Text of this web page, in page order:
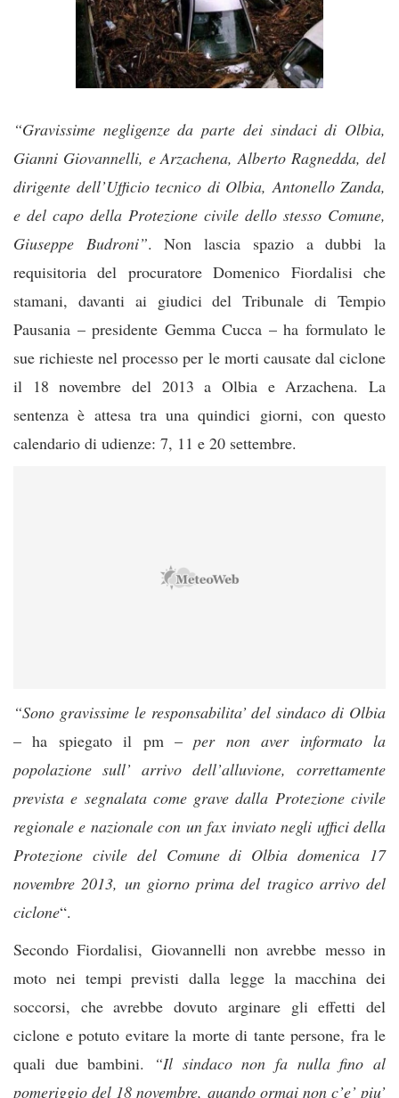
“Gravissime negligenze da parte dei sindaci di Olbia,
Gianni Giovannelli, e Arzachena, Alberto Ragnedda, del
dirigente dell’Ufficio tecnico di Olbia, Antonello Zanda,
e del capo della Protezione civile dello stesso Comune,
Giuseppe Budroni”. Non lascia spazio a dubbi la
requisitoria del procuratore Domenico Fiordalisi che
stamani, davanti ai giudici del Tribunale di Tempio
Pausania – presidente Gemma Cucca – ha formulato le
sue richieste nel processo per le morti causate dal ciclone
il 18 novembre del 2013 a Olbia e Arzachena. La
sentenza è attesa tra una quindici giorni, con questo
calendario di udienze: 7, 11 e 20 settembre.
“Sono gravissime le responsabilita’ del sindaco di Olbia
– ha spiegato il pm – per non aver informato la
popolazione sull’ arrivo dell’alluvione, correttamente
prevista e segnalata come grave dalla Protezione civile
regionale e nazionale con un fax inviato negli uffici della
Protezione civile del Comune di Olbia domenica 17
novembre 2013, un giorno prima del tragico arrivo del
ciclone“.
Secondo Fiordalisi, Giovannelli non avrebbe messo in
moto nei tempi previsti dalla legge la macchina dei
soccorsi, che avrebbe dovuto arginare gli effetti del
ciclone e potuto evitare la morte di tante persone, fra le
quali due bambini.
“Il sindaco non fa nulla fino al
pomeriggio del 18 novembre, quando ormai non c’e’ piu’